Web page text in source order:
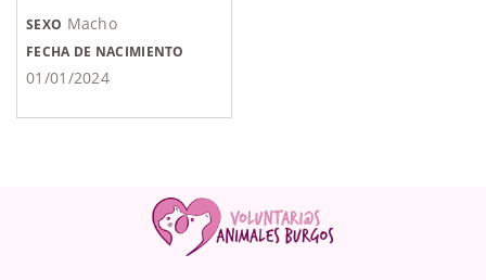
SEXO Macho
FECHA DE NACIMIENTO
01/01/2024